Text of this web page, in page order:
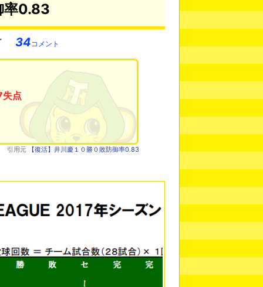
率0.83
34コメント
点
引用元 【復活】井川慶１０勝０敗防御率0.83